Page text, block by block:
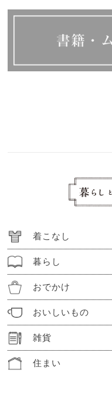
着こなし
暮らし
おでかけ
おいしいもの
雑貨
住まい